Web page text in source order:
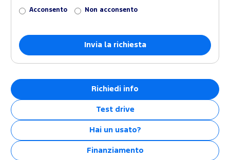
Acconsento Non acconsento
Richiedi info
Test drive
Hai un usato?
Finanziamento